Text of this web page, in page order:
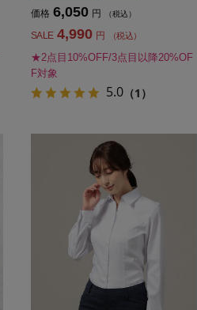
価格 6,050 円 （税込）
SALE 4,990 円 （税込）
★2点目10%OFF/3点目以降20%OF
F対象
5.0（1）